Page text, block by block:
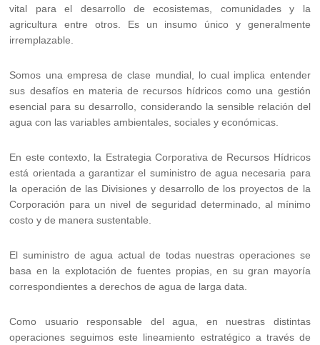
vital para el desarrollo de ecosistemas, comunidades y la
agricultura entre otros. Es un insumo único y generalmente
irremplazable.
Somos una empresa de clase mundial, lo cual implica entender
sus desafíos en materia de recursos hídricos como una gestión
esencial para su desarrollo, considerando la sensible relación del
agua con las variables ambientales, sociales y económicas.
En este contexto, la Estrategia Corporativa de Recursos Hídricos
está orientada a garantizar el suministro de agua necesaria para
la operación de las Divisiones y desarrollo de los proyectos de la
Corporación para un nivel de seguridad determinado, al mínimo
costo y de manera sustentable.
El suministro de agua actual de todas nuestras operaciones se
basa en la explotación de fuentes propias, en su gran mayoría
correspondientes a derechos de agua de larga data.
Como usuario responsable del agua, en nuestras distintas
operaciones seguimos este lineamiento estratégico a través de